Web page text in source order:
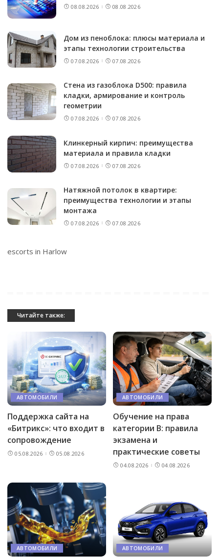
08.08.2026 08.08.2026
Дом из пеноблока: плюсы материала и
этапы технологии строительства
07.08.2026 07.08.2026
Стена из газоблока D500: правила
кладки, армирование и контроль
геометрии
07.08.2026 07.08.2026
Клинкерный кирпич: преимущества
материала и правила кладки
07.08.2026 07.08.2026
Натяжной потолок в квартире:
преимущества технологии и этапы
монтажа
07.08.2026 07.08.2026
escorts in Harlow
Читайте также:
АВТОМОБИЛИ
Поддержка сайта на
«Битрикс»: что входит в
сопровождение
05.08.2026 05.08.2026
АВТОМОБИЛИ
Обучение на права
категории B: правила
экзамена и
практические советы
04.08.2026 04.08.2026
АВТОМОБИЛИ АВТОМОБИЛИ